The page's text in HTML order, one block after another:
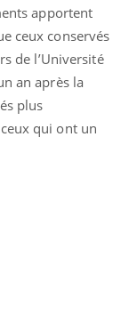
apportent
ceux conservés
de l’Université
an après la
plus
qui ont un